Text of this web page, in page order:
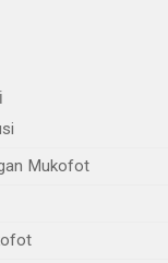
Mukofot